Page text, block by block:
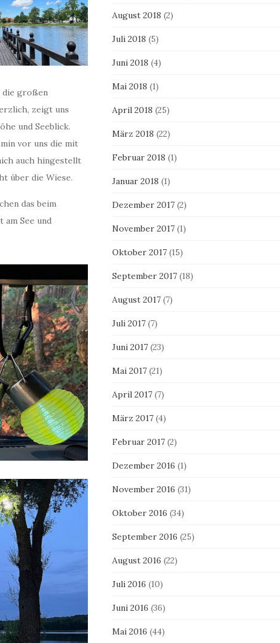
die großen
zeigt uns
und Seeblick.
vor uns die mit
auch hingestellt
über die Wiese.
das beim
See und
August 2018 (2)
Juli 2018 (5)
Juni 2018 (4)
Mai 2018 (1)
April 2018 (25)
März 2018 (22)
Februar 2018 (1)
Januar 2018 (1)
Dezember 2017(2)
November 2017(1)
Oktober 2017(15)
September 2017(18)
August 2017(7)
Juli 2017(7)
Juni 2017(23)
Mai 2017(21)
April 2017(7)
März 2017(4)
Februar 2017(2)
Dezember 2016 (1)
November 2016 (31)
Oktober 2016 (34)
September 2016 (25)
August 2016 (22)
Juli 2016 (10)
Juni 2016 (36)
Mai 2016 (44)